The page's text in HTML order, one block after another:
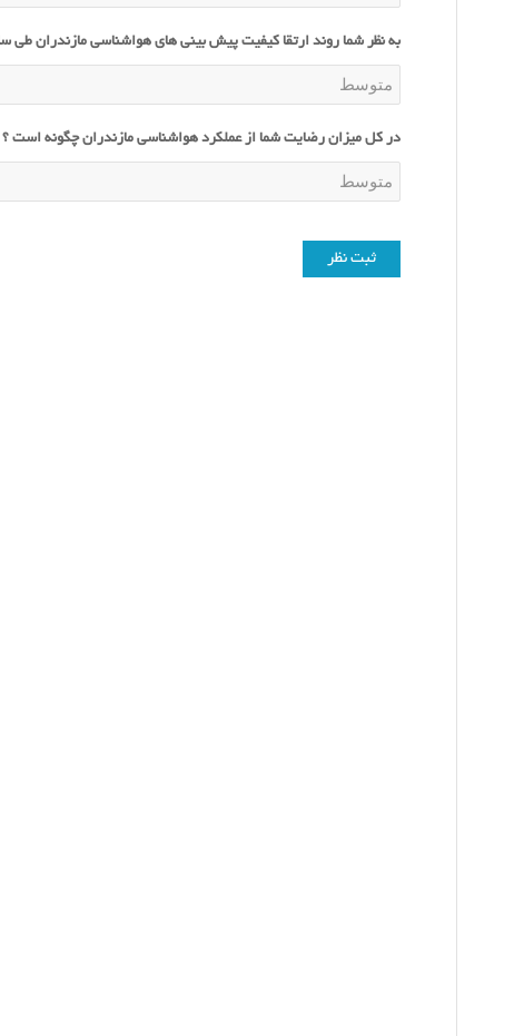
به نظر شما روند ارتقا کیفیت پیش بینی های هواشناسی مازندران طی
در کل میزان رضایت شما از عملکرد هواشناسی مازندران چگونه است ؟